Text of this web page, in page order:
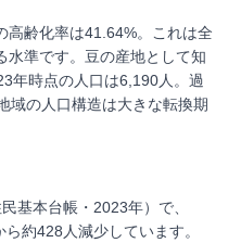
高齢化率は41.64%。これは全
水準です。豆の産地として知
年時点の人口は6,190人。過
域の人口構造は大きな転換期
基本台帳・2023年）で、
約428人減少しています。